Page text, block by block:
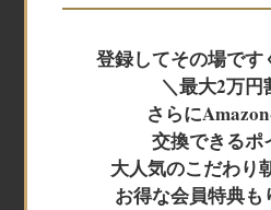
レンタカ
航空券＋
登録してその場です
＼最大2万円
さらに
交換できるポ
大人気のこだわり
お得な会員特典も